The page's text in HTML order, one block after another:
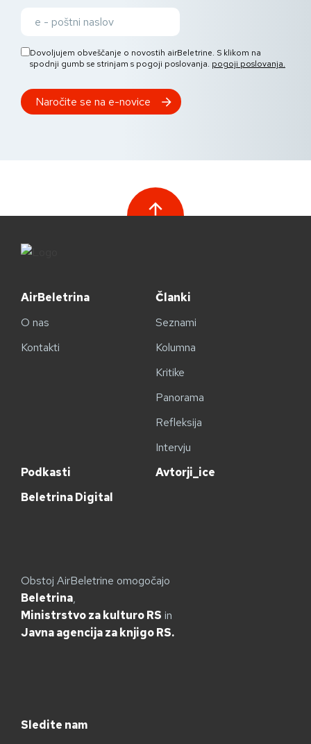
Dovoljujem obveščanje o novostih airBeletrine. S klikom na
spodnji gumb se strinjam s pogoji poslovanja. pogoji poslovanja.
AirBeletrina
O nas
Kontakti
Članki
Seznami
Kolumna
Kritike
Panorama
Refleksija
Intervju
Podkasti
Avtorji_ice
Beletrina Digital
Obstoj AirBeletrine omogočajo
Beletrina,
Ministrstvo za kulturo RS in
Javna agencija za knjigo RS.
Sledite nam